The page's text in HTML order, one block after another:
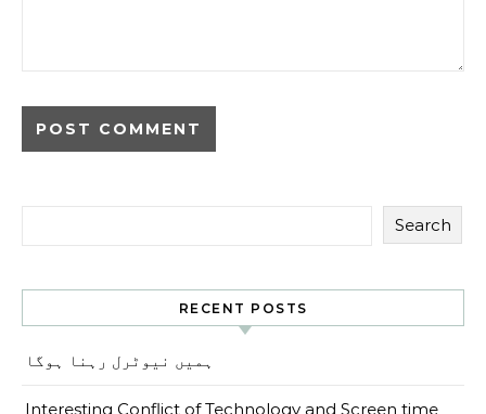
Search
RECENT POSTS
ہمیں نیوٹرل رہنا ہوگا
Interesting Conflict of Technology and Screen time